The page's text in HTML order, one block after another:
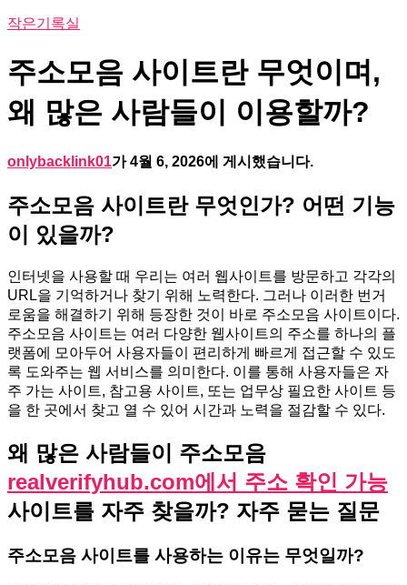
작은기록실
주소모음 사이트란 무엇이며,
왜 많은 사람들이 이용할까?
onlybacklink01가4월 6, 2026에 게시했습니다.
주소모음 사이트란 무엇인가? 어떤 기능
이 있을까?
인터넷을 사용할 때 우리는 여러 웹사이트를 방문하고 각각의
URL을 기억하거나 찾기 위해 노력한다. 그러나 이러한 번거
로움을 해결하기 위해 등장한 것이 바로 주소모음 사이트이다.
주소모음 사이트는 여러 다양한 웹사이트의 주소를 하나의 플
랫폼에 모아두어 사용자들이 편리하게 빠르게 접근할 수 있도
록 도와주는 웹 서비스를 의미한다. 이를 통해 사용자들은 자
주 가는 사이트, 참고용 사이트, 또는 업무상 필요한 사이트 등
을 한 곳에서 찾고 열 수 있어 시간과 노력을 절감할 수 있다.
왜 많은 사람들이 주소모음
realverifyhub.com에서 주소 확인 가능
사이트를 자주 찾을까? 자주 묻는 질문
주소모음 사이트를 사용하는 이유는 무엇일까?